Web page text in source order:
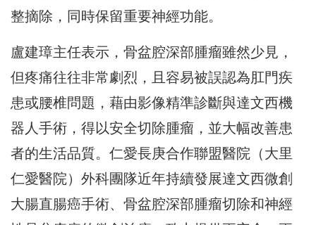
整摘除， 同時保留重要神經功能。
盧建璋主任表示，骨盆腔深部腫瘤雖然少見，
但疼痛往往非常劇烈，且容易被誤認為肛門疾
患或腰椎問題， 藉由影像精準診斷與達文西機
器人手術，得以安全切除腫瘤， 並大幅改善患
者的生活品質。仁愛長庚合作聯盟醫院（大里
仁愛醫院）外科團隊近年持續發展達文西微創
大腸直腸癌手術、 骨盆腔深部腫瘤切除和神經